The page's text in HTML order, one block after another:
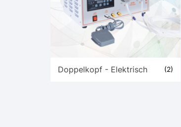
Doppelkopf - Elektrisch (2)